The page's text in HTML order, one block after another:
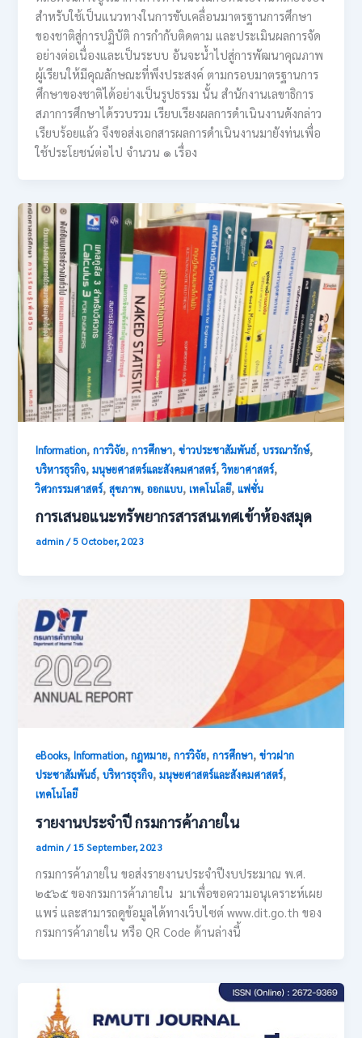
สำหรับใช้เป็นแนวทางในการขับเคลื่อนมาตรฐานการศึกษา
ของชาติสู่การปฏิบัติ การกำกับติดตาม และประเมินผลการจัด
อย่างต่อเนื่องและเป็นระบบ อันจะน้ำไปสู่การพัฒนาคุณภาพ
ผู้เรียนให้มีคุณลักษณะที่พึงประสงค์ ตามกรอบมาตรฐานการ
ศึกษาของชาติได้อย่างเป็นรูปธรรม นั้น สำนักงานเลขาธิการ
สภาการศึกษาได้รวบรวม เรียบเรียงผลการดำเนินงานดังกล่าว
เรียบร้อยแล้ว จึงขอส่งเอกสารผลการดำเนินงานมายังท่นเพื่อ
ใช้ประโยชน์ต่อไป จำนวน ๑ เรื่อง
Information,การวิจัย,การศึกษา,ข่าวประชาสัมพันธ์,บรรณารักษ์,
บริหารธุรกิจ,มนุษยศาสตร์และสังคมศาสตร์,วิทยาศาสตร์,
วิศวกรรมศาสตร์,สุขภาพ,ออกแบบ,เทคโนโลยี,แฟชั่น
การเสนอแนะทรัพยากรสารสนเทศเข้าห้องสมุด
admin/5 October, 2023
eBooks,Information,กฎหมาย,การวิจัย,การศึกษา,ข่าวฝาก
ประชาสัมพันธ์,บริหารธุรกิจ,มนุษยศาสตร์และสังคมศาสตร์,
เทคโนโลยี
รายงานประจำปี กรมการค้าภายใน
admin/15 September, 2023
กรมการค้าภายใน ขอส่งรายงานประจำปีงบประมาณ พ.ศ.
๒๕๖๕ ของกรมการค้าภายใน มาเพื่อขอความอนุเคราะห์เผย
แพร่ และสามารถดูข้อมูลได้ทางเว็บไซต์ www.dit.go.th ของ
กรมการค้าภายใน หรือ QR Code ด้านล่างนี้